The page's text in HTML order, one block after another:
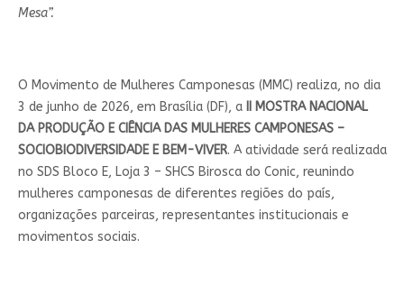
Mesa”.
O Movimento de Mulheres Camponesas (MMC) realiza, no dia
3 de junho de 2026, em Brasília (DF), a
II MOSTRA NACIONAL
DA PRODUÇÃO E CIÊNCIA DAS MULHERES CAMPONESAS –
SOCIOBIODIVERSIDADE E BEM-VIVER. A atividade será realizada
no SDS Bloco E, Loja 3 – SHCS Birosca do Conic, reunindo
mulheres camponesas de diferentes regiões do país,
organizações parceiras, representantes institucionais e
movimentos sociais.